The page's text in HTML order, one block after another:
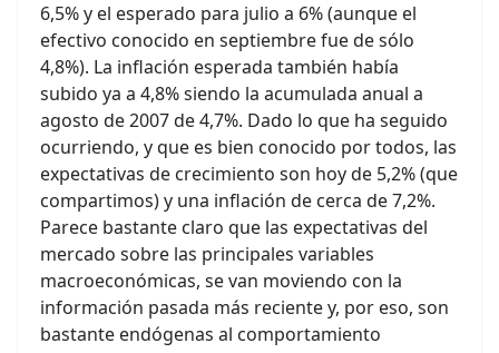
6,5% y el esperado para julio a 6% (aunque el
efectivo conocido en septiembre fue de sólo
4,8%). La inflación esperada también había
subido ya a 4,8% siendo la acumulada anual a
agosto de 2007 de 4,7%. Dado lo que ha seguido
ocurriendo, y que es bien conocido por todos, las
expectativas de crecimiento son hoy de 5,2% (que
compartimos) y una inflación de cerca de 7,2%.
Parece bastante claro que las expectativas del
mercado sobre las principales variables
macroeconómicas, se van moviendo con la
información pasada más reciente y, por eso, son
bastante endógenas al comportamiento